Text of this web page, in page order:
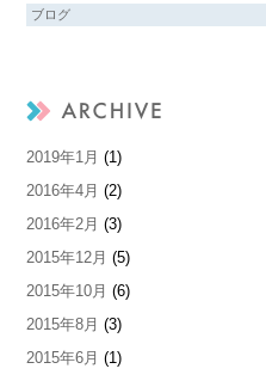
ブログ
2019年1月 (1)
2016年4月 (2)
2016年2月 (3)
2015年12月 (5)
2015年10月 (6)
2015年8月 (3)
2015年6月 (1)